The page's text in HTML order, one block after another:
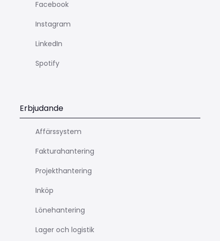
Facebook
Instagram
LinkedIn
Spotify
Erbjudande
Affärssystem
Fakturahantering
Projekthantering
Inköp
Lönehantering
Lager och logistik